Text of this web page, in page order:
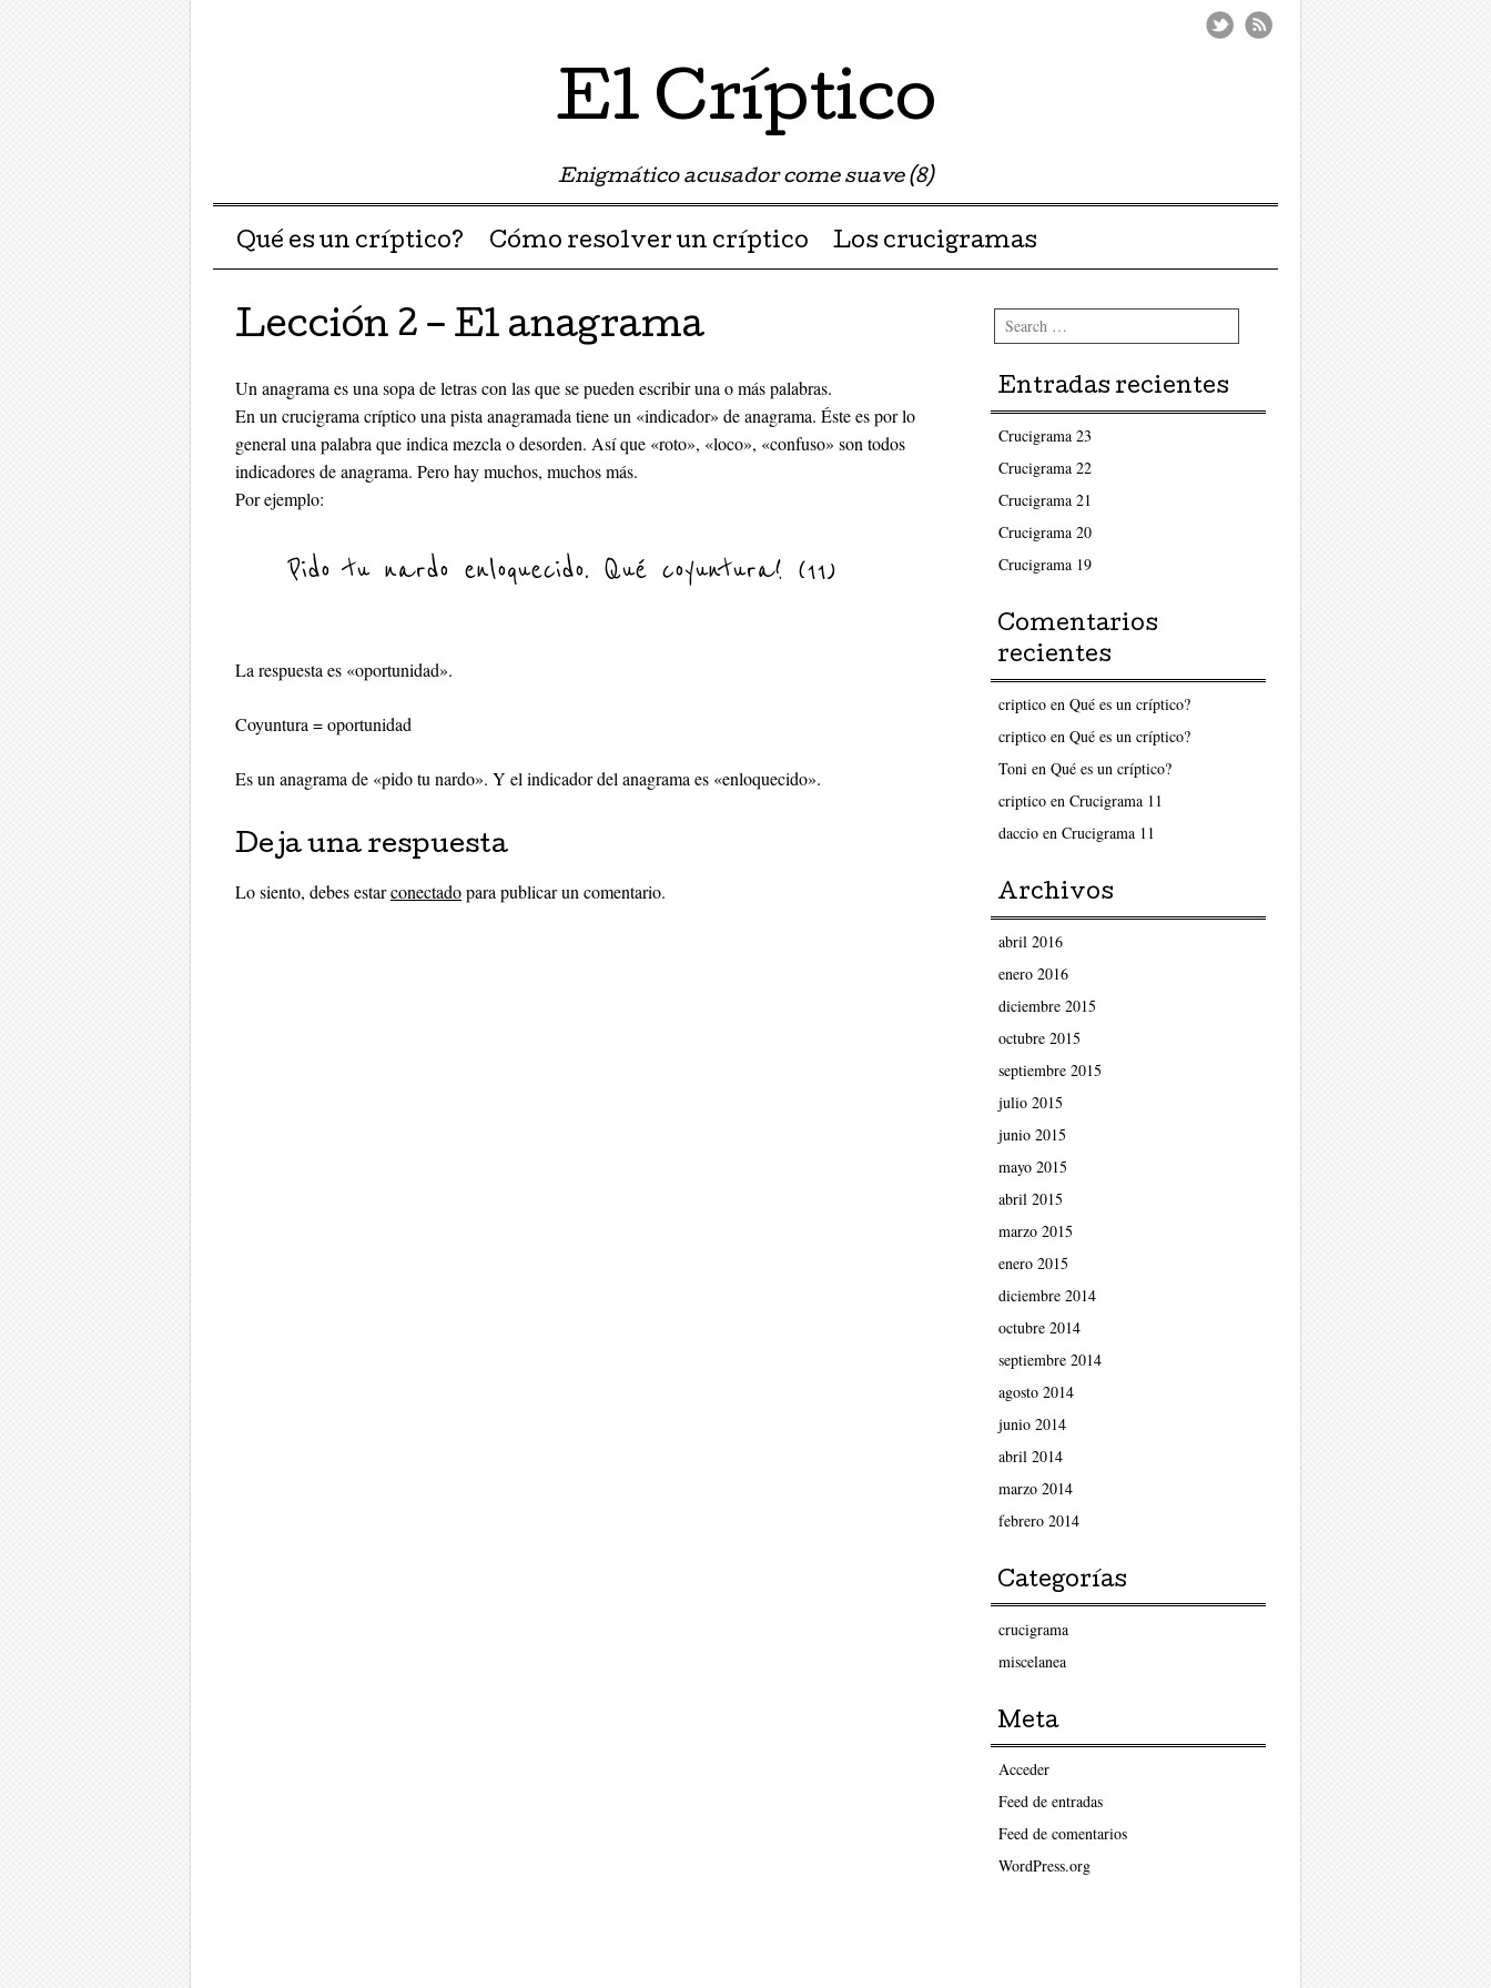
El Críptico
Enigmático acusador come suave (8)
Menu ☰
Skip to content
Qué es un críptico? Cómo resolver un críptico Los crucigramas
Lección 2 – El anagrama
Un anagrama es una sopa de letras con las que se pueden escribir una o más palabras.
En un crucigrama críptico una pista anagramada tiene un «indicador» de anagrama. Éste es por lo
general una palabra que indica mezcla o desorden. Así que «roto», «loco», «confuso» son todos
indicadores de anagrama. Pero hay muchos, muchos más.
Por ejemplo:
Pido tu nardo enloquecido. Qué coyuntura! (11)
La respuesta es «oportunidad».
Coyuntura = oportunidad
Es un anagrama de «pido tu nardo». Y el indicador del anagrama es «enloquecido».
Deja una respuesta
Lo siento, debes estarconectadopara publicar un comentario.
Search
Entradas recientes
Crucigrama 23
Crucigrama 22
Crucigrama 21
Crucigrama 20
Crucigrama 19
Comentarios
recientes
cripticoen Qué es un críptico?
cripticoen Qué es un críptico?
Toni en Qué es un críptico?
cripticoen Crucigrama 11
daccioen Crucigrama 11
Archivos
abril 2016
enero 2016
diciembre 2015
octubre 2015
septiembre 2015
julio 2015
junio 2015
mayo 2015
abril 2015
marzo 2015
enero 2015
diciembre 2014
octubre 2014
septiembre 2014
agosto 2014
junio 2014
abril 2014
marzo 2014
febrero 2014
Categorías
crucigrama
miscelanea
Meta
Acceder
Feed de entradas
Feed de comentarios
WordPress.org